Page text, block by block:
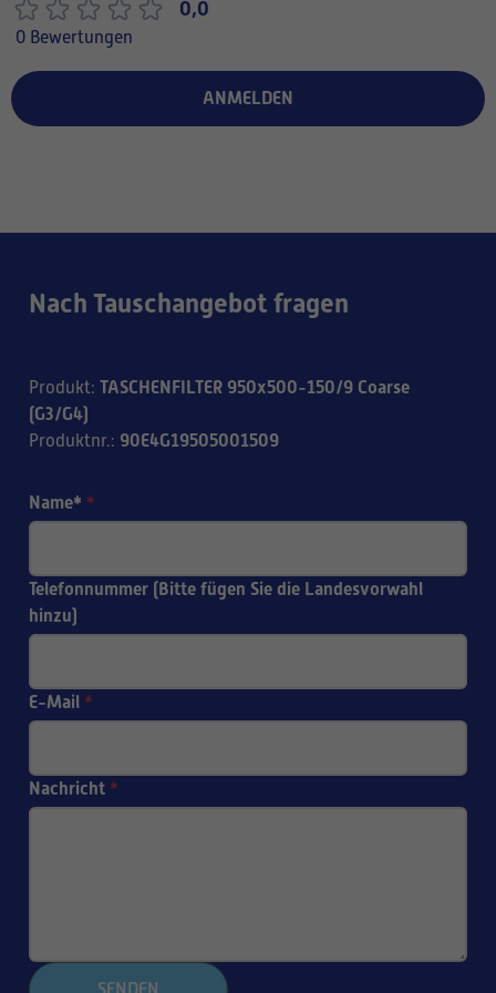
0,0
0 Bewertungen
ANMELDEN
Nach Tauschangebot fragen
Produkt: TASCHENFILTER 950x500-150/9 Coarse
(G3/G4)
Produktnr.: 90E4G19505001509
Name* *
Telefonnummer (Bitte fügen Sie die Landesvorwahl
hinzu)
E-Mail *
Nachricht *